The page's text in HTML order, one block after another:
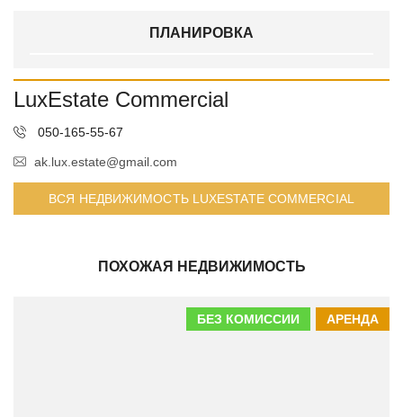
ПЛАНИРОВКА
LuxEstate Commercial
050-165-55-67
ak.lux.estate@gmail.com
ВСЯ НЕДВИЖИМОСТЬ LUXESTATE COMMERCIAL
ПОХОЖАЯ НЕДВИЖИМОСТЬ
АРЕНДА
БЕЗ КОМИССИИ